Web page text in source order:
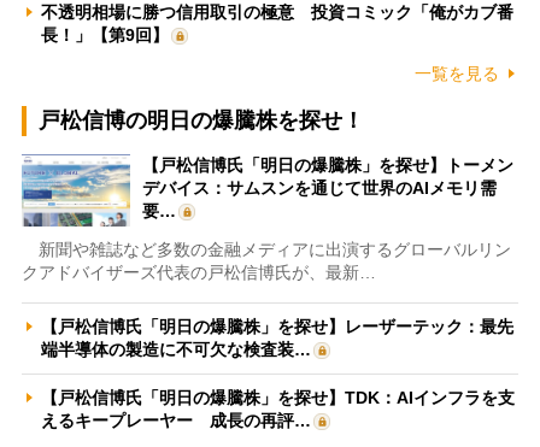
不透明相場に勝つ信用取引の極意 投資コミック「俺がカブ番
長！」【第9回】
一覧を見る
戸松信博の明日の爆騰株を探せ！
【戸松信博氏「明日の爆騰株」を探せ】トーメン
デバイス：サムスンを通じて世界のAIメモリ需
要…
新聞や雑誌など多数の金融メディアに出演するグローバルリン
クアドバイザーズ代表の戸松信博氏が、最新…
【戸松信博氏「明日の爆騰株」を探せ】レーザーテック：最先
端半導体の製造に不可欠な検査装…
【戸松信博氏「明日の爆騰株」を探せ】TDK：AIインフラを支
えるキープレーヤー 成長の再評…